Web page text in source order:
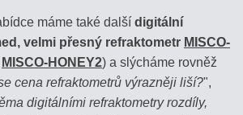
máme také další digitální
velmi přesný refraktometr MISCO-
MISCO-HONEY2) a slýcháme rovněž
cena refraktometrů výrazněji liší?",
digitálními refraktometry rozdíly,